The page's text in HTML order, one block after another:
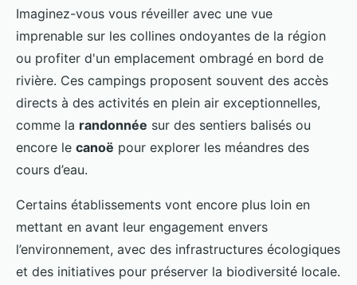
Imaginez-vous vous réveiller avec une vue
imprenable sur les collines ondoyantes de la région
ou profiter d'un emplacement ombragé en bord de
rivière. Ces campings proposent souvent des accès
directs à des activités en plein air exceptionnelles,
comme la randonnée sur des sentiers balisés ou
encore le canoë pour explorer les méandres des
cours d’eau.
Certains établissements vont encore plus loin en
mettant en avant leur engagement envers
l’environnement, avec des infrastructures écologiques
et des initiatives pour préserver la biodiversité locale.